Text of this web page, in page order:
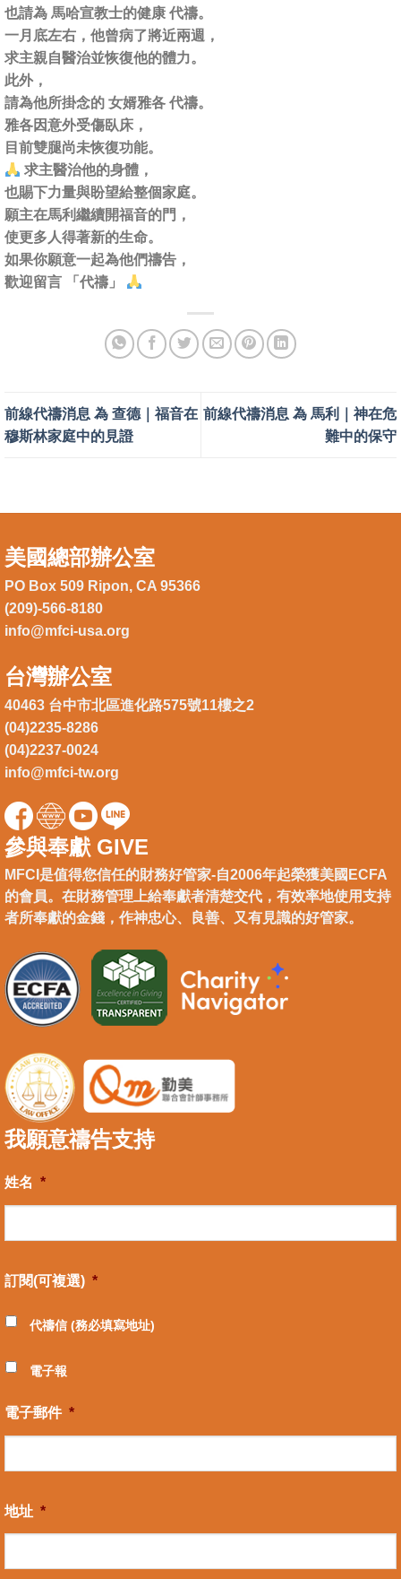
也請為 馬哈宣教士的健康 代禱。
一月底左右，他曾病了將近兩週，
求主親自醫治並恢復他的體力。
此外，
請為他所掛念的 女婿雅各 代禱。
雅各因意外受傷臥床，
目前雙腿尚未恢復功能。
求主醫治他的身體，
也賜下力量與盼望給整個家庭。
願主在馬利繼續開福音的門，
使更多人得著新的生命。
如果你願意一起為他們禱告，
歡迎留言 「代禱」
前線代禱消息 為 查德｜福音在
穆斯林家庭中的見證
前線代禱消息 為 馬利｜神在危
難中的保守
美國總部辦公室
PO Box 509 Ripon, CA 95366
(209)-566-8180
info@mfci-usa.org
台灣辦公室
40463 台中市北區進化路575號11樓之2
(04)2235-8286
(04)2237-0024
info@mfci-tw.org
參與奉獻 GIVE
MFCI是值得您信任的財務好管家-自2006年起榮獲美國ECFA
的會員。在財務管理上給奉獻者清楚交代，有效率地使用支持
者所奉獻的金錢，作神忠心、良善、又有見識的好管家。
我願意禱告支持
姓名 *
訂閱(可複選) *
代禱信 (務必填寫地址)
電子報
電子郵件 *
地址 *